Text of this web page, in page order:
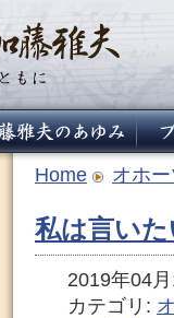
Home オホ
私は言い
2019年04
カテゴリ: